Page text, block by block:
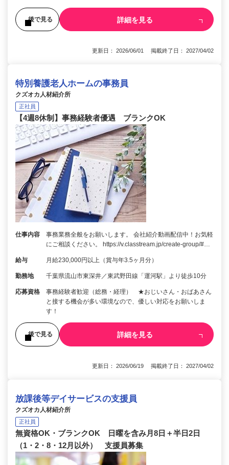
後で見る 詳細を見る
更新日： 2026/06/01 掲載終了日： 2027/04/02
特別養護老人ホームの事務員
クズオカ人材紹介所
正社員
【4週8休制】事務経験者優遇 ブランクOK
仕事内容
事務業務全般をお願いします。 会社紹介動画配信中！お気軽
にご相談ください。 https://v.classtream.jp/create-group/#…
給与 月給230,000円以上（賞与年3.5ヶ月分）
勤務地 千葉県流山市東深井／東武野田線「運河駅」より徒歩10分
応募資格
事務経験者歓迎（総務・経理） ★おじいさん・おばあさん
と接する機会が多い環境なので、優しい対応をお願いしま
す！
後で見る 詳細を見る
更新日： 2026/06/19 掲載終了日： 2027/04/02
放課後等デイサービスの支援員
クズオカ人材紹介所
正社員
無資格OK・ブランクOK 日曜を含み月8日＋半日2日
（1・2・8・12月以外） 支援員募集